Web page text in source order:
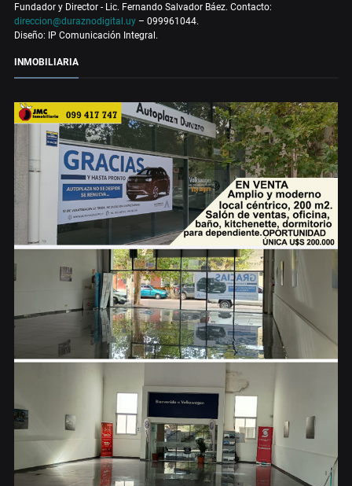
Fundador y Director - Lic. Fernando Salvador Báez. Contacto:
direccion@duraznodigital.uy – 099961044.
Diseño: IP Comunicación Integral.
INMOBILIARIA